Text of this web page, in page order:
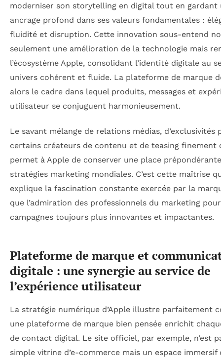
moderniser son storytelling en digital tout en gardant
ancrage profond dans ses valeurs fondamentales :
fluidité et disruption. Cette innovation sous-entend
seulement une amélioration de la technologie mais
l’écosystème Apple, consolidant l’identité digitale au
univers cohérent et fluide. La plateforme de marque
alors le cadre dans lequel produits, messages et
utilisateur se conjuguent harmonieusement.
Le savant mélange de relations médias, d’exclusivités
certains créateurs de contenu et de teasing finement
permet à Apple de conserver une place
stratégies marketing mondiales. C’est cette maîtrise
explique la fascination constante exercée par la
que l’admiration des professionnels du marketing
campagnes toujours plus innovantes et impactantes.
Plateforme de marque et
digitale : une synergie au service de
l’expérience utilisateur
La stratégie numérique d’Apple illustre parfaitement
une plateforme de marque bien pensée enrichit
de contact digital. Le site officiel, par exemple, n’est
simple vitrine d’e-commerce mais un espace immersif